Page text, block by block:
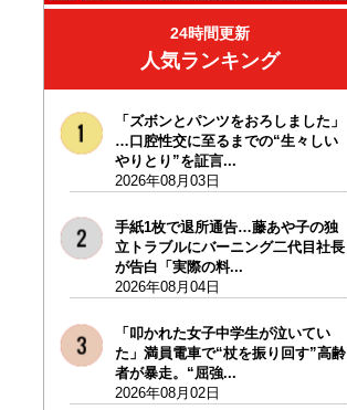
24時間更新
人気ランキング
「ズボンとパンツをおろしました」
…口腔性交に至るまでの“生々しい
やりとり”を証言...
2026年08月03日
手紙1枚で退所通告…藤あや子の独
立トラブルにバーニング二代目社長
が告白「実際の料...
2026年08月04日
「叩かれた女子中学生が泣いてい
た」満員電車で“杖を振り回す”高齢
者が暴走。“屈強...
2026年08月02日